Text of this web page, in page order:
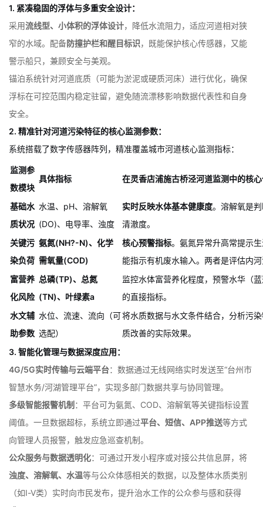
GNST-227FP系统针对城市内河场景进行了适应性优化，提供了完
整的解决方案。
1. 紧凑稳固的浮体与多重安全设计：
采用流线型、小体积的浮体设计
窄的水域。配备防撞护栏和醒目标识，既能保护核心传感器，又能
警示船只，兼顾安全与美观。
锚泊系统针对河道底质（可能为淤泥或硬质河床）进行优化，确保
浮标在可控范围内稳定驻留，避免随流漂移影响数据代表性和自身
安全。
2. 精准针对河道污染特征的核心监测参数：
系统搭载了数字传感器阵列，精准覆盖城市河道核心监测指标：
监测参
数模块
具体指标
基础水
质状况
水温、pH、溶解氧
(DO)、电导率、浊度
实时反映水体基本健康度。溶解氧是
清澈度。
关键污
染负荷
氨氮(NH?-N)、化学
需氧量(COD)
核心预警指标。氨氮异常升高常提示
能指示有机废水输入。两者是评估内
富营养
化风险
总磷(TP)、总氮
(TN)、叶绿素a
监控水体富营养化程度，预警水华（
的直接指标。
水文辅
助参数
水位、流速、流向（可
选配）
质改善的实际效果。
3. 智能化管理与数据深度应用：
4G/5G实时传输与云端平台：数据通过无线网络实时发送至“台州市
智慧水务/河湖管理平台”，实现多部门数据共享与协同管理。
多级智能报警机制 ：平台可为氨氮、COD、溶解氧等关键指标设置
阈值。一旦数据超标，系统立即通过平台、短信、APP推送等方式
向管理人员报警，触发应急巡查机制。
公众服务与数据透明化：可通过开发小程序或对接公共信息屏，将